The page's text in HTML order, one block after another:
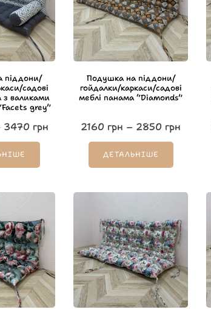
піддони/
садові
з валиками
grey”
3470 грн
Подушка на піддони/
гойдалки/каркаси/садові
меблі панама “Diamonds”
2160 грн – 2850 грн
ДЕТАЛЬНІШЕ